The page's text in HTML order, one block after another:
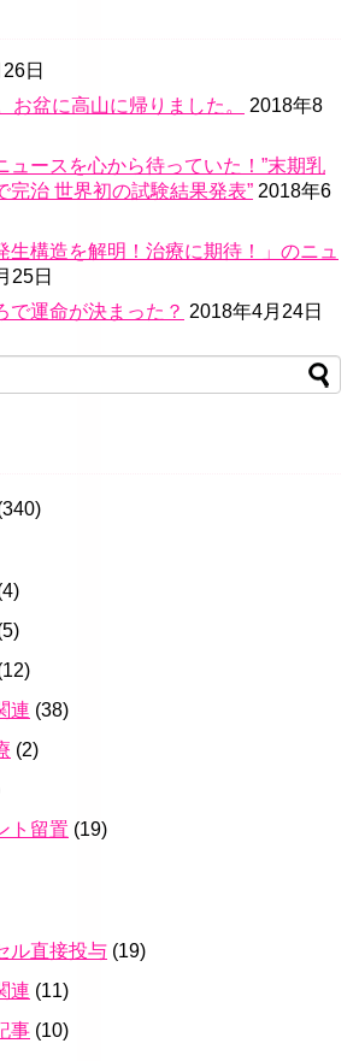
日
お盆に高山に帰りました。
2018年8
ュースを心から待っていた！”末期乳
完治 世界初の試験結果発表” 2018年6
構造を解明！治療に期待！」のニュ
25日
で運命が決まった？ 2018年4月24日
連 (38)
(2)
ト留置 (19)
ル直接投与 (19)
連 (11)
事 (10)